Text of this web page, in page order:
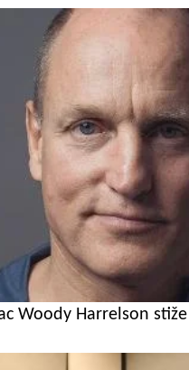
Woody Harrelson